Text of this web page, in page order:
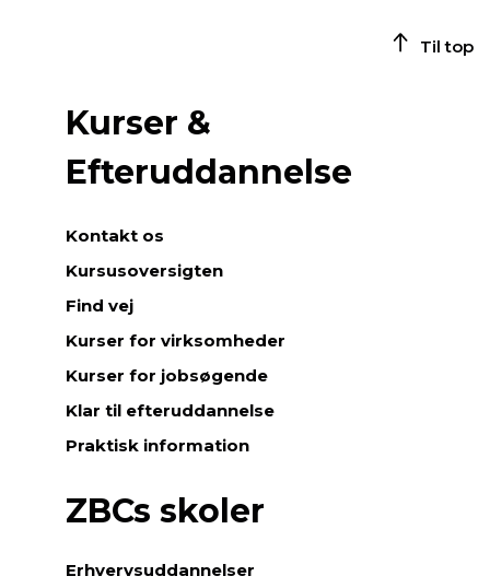
i
d
f
o
b
å
e
e
h
e
r
s
Til top
Kurser &
Efteruddannelse
Kontakt os
Kursusoversigten
Find vej
Kurser for virksomheder
Kurser for jobsøgende
Klar til efteruddannelse
Praktisk information
ZBCs skoler
Erhvervsuddannelser